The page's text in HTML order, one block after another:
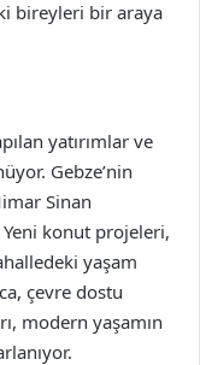
bireyleri bir araya
yatırımlar ve
Gebze’nin
Sinan
konut projeleri,
yaşam
çevre dostu
modern yaşamın